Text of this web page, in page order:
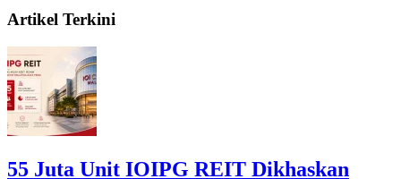
Artikel Terkini
55 Juta Unit IOIPG REIT Dikhaskan